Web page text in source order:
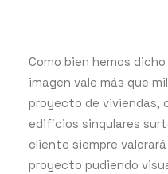
Como bien hemos
imagen vale más que
proyecto de viviendas,
edificios singulares
cliente siempre
proyecto pudiendo